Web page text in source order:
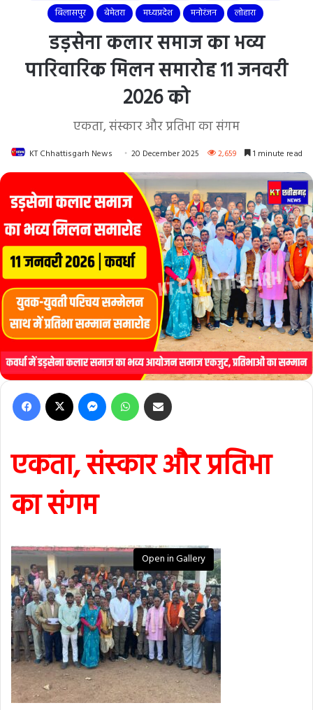
बिलासपुर
बेमेतरा मध्यप्रदेश मनोरंजन लोहारा
डड़सेना कलार समाज का भव्य
पारिवारिक मिलन समारोह 11 जनवरी
2026 को
एकता, संस्कार और प्रतिभा का संगम
KT Chhattisgarh News 20 December 2025 2,659 1 minute read
Facebook Messenger WhatsApp
एकता, संस्कार और प्रतिभा
का संगम
Open in Gallery